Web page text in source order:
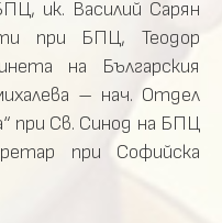
ик. Василий Сарян
при БПЦ, Теодор
на Българския
– нач. Отдел
при Св. Синод на БПЦ
при Софийска